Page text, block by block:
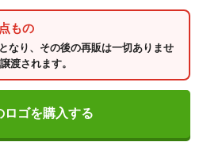
もの
なり、その後の再販は一切ありませ
渡されます。
ロゴを購入する